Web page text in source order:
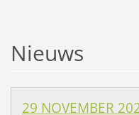
Nieuws
29 NOVEMBER